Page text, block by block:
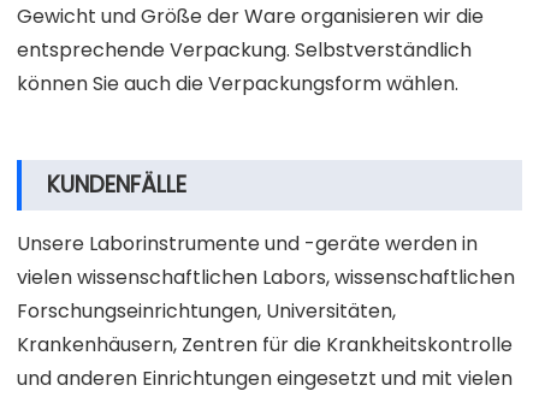
Gewicht und Größe der Ware organisieren wir die
entsprechende Verpackung. Selbstverständlich
können Sie auch die Verpackungsform wählen.
KUNDENFÄLLE
Unsere Laborinstrumente und -geräte werden in
vielen wissenschaftlichen Labors, wissenschaftlichen
Forschungseinrichtungen, Universitäten,
Krankenhäusern, Zentren für die Krankheitskontrolle
und anderen Einrichtungen eingesetzt und mit vielen